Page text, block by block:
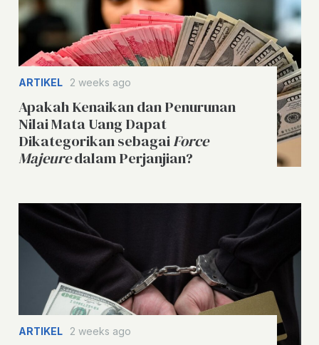
ARTIKEL 2 weeks ago
Apakah Kenaikan dan Penurunan
Nilai Mata Uang Dapat
Dikategorikan sebagaiForce
Majeuredalam Perjanjian?
ARTIKEL 2 weeks ago